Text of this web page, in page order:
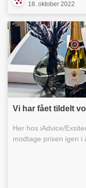
18. oktober 2022
Vi har fået tildelt
Her hos iAdvice/
modtage prisen igen i